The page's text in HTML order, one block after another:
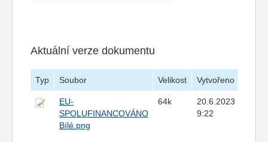
Aktuální verze dokumentu
Typ Soubor Velikost Vytvořeno
EU-
SPOLUFINANCOVÁNO
Bílé.png
64k
20.6.2023
9:22